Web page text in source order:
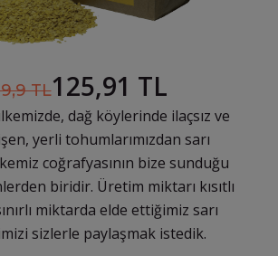
TL125,91 TL
dağ köylerinde ilaçsız ve
yerli tohumlarımızdan sarı
coğrafyasının bize sunduğu
biridir. Üretim miktarı kısıtlı
miktarda elde ettiğimiz sarı
sizlerle paylaşmak istedik.